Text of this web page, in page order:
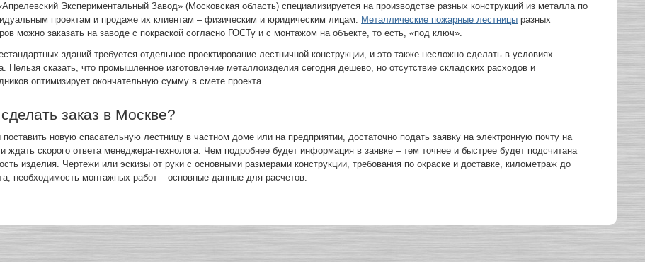
Экспериментальный Завод» (Московская область) специализируется на производстве разных конструкций из металла по
проектам и продаже их клиентам – физическим и юридическим лицам. Металлические пожарные лестницы разных
можно заказать на заводе с покраской согласно ГОСТу и с монтажом на объекте, то есть, «под ключ».
зданий требуется отдельное проектирование лестничной конструкции, и это также несложно сделать в условиях
Нельзя сказать, что промышленное изготовление металлоизделия сегодня дешево, но отсутствие складских расходов и
оптимизирует окончательную сумму в смете проекта.
заказ в Москве?
поставить новую спасательную лестницу в частном доме или на предприятии, достаточно подать заявку на электронную почту на
ждать скорого ответа менеджера-технолога. Чем подробнее будет информация в заявке – тем точнее и быстрее будет подсчитана
изделия. Чертежи или эскизы от руки с основными размерами конструкции, требования по окраске и доставке, километраж до
необходимость монтажных работ – основные данные для расчетов.